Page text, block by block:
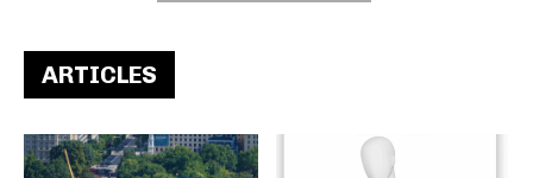
ARTICLES